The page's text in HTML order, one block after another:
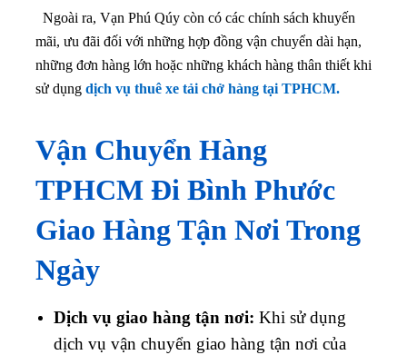
Ngoài ra, Vạn Phú Qúy còn có các chính sách khuyến
mãi, ưu đãi đối với những hợp đồng vận chuyển dài hạn,
những đơn hàng lớn hoặc những khách hàng thân thiết khi
sử dụng dịch vụ thuê xe tải chở hàng tại TPHCM.
Vận Chuyển Hàng
TPHCM Đi Bình Phước
Giao Hàng Tận Nơi Trong
Ngày
Dịch vụ giao hàng tận nơi: Khi sử dụng
dịch vụ vận chuyển giao hàng tận nơi của